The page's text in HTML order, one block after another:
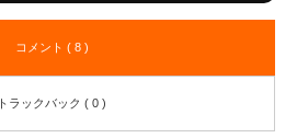
コメント ( 8 )
トラックバック ( 0 )